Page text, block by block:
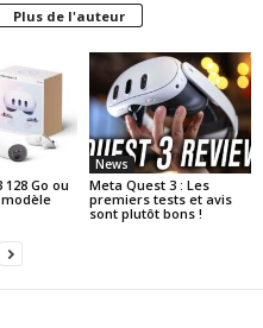
Plus de l'auteur
Go ou
modèle
News
Meta Quest 3 : Les
premiers tests et avis
sont plutôt bons !